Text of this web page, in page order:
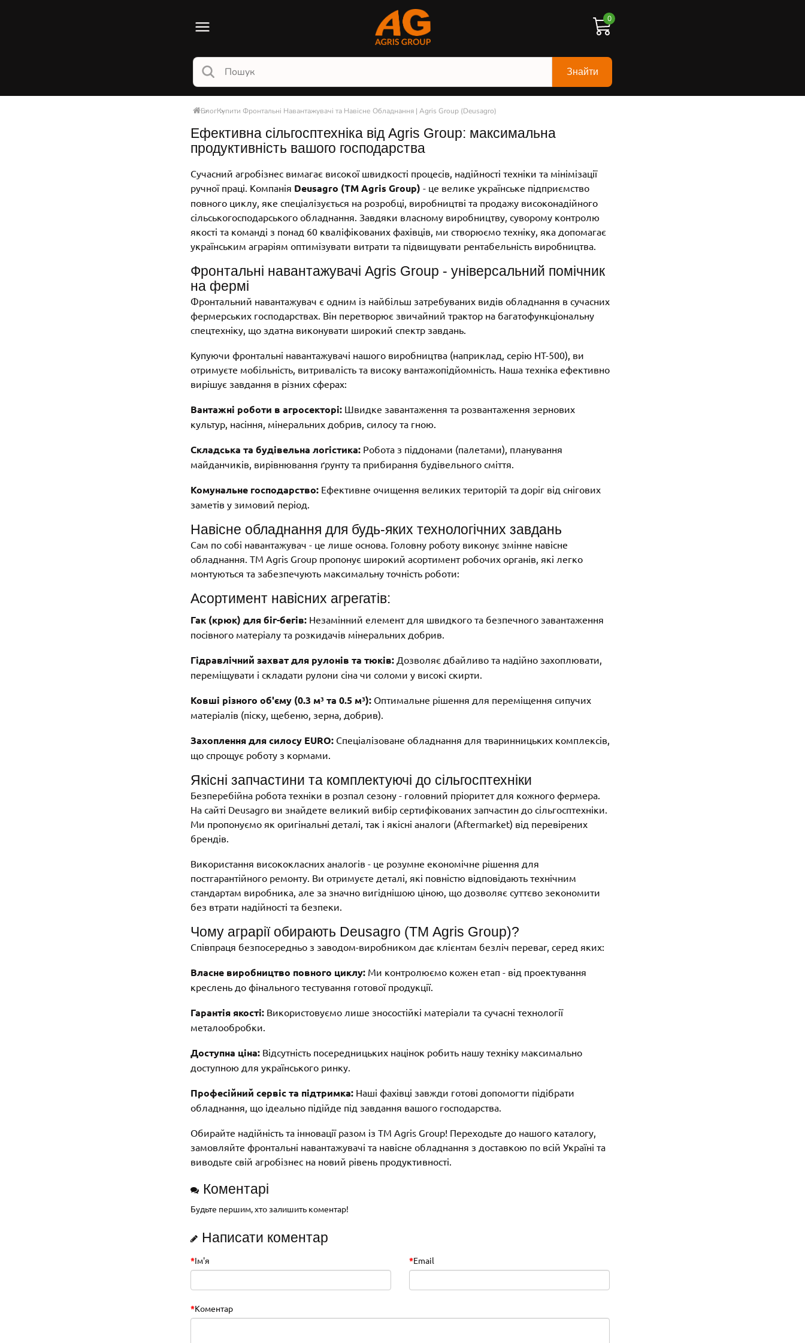
0
Знайти
БлогКупити Фронтальні Навантажувачі та Навісне Обладнання | Agris Group (Deusagro)
Ефективна сільгосптехніка від Agris Group: максимальна
продуктивність вашого господарства
Сучасний агробізнес вимагає високої швидкості процесів, надійності техніки та мінімізації
ручної праці. Компанія Deusagro (ТМ Agris Group) - це велике українське підприємство
повного циклу, яке спеціалізується на розробці, виробництві та продажу високонадійного
сільськогосподарського обладнання. Завдяки власному виробництву, суворому контролю
якості та команді з понад 60 кваліфікованих фахівців, ми створюємо техніку, яка допомагає
українським аграріям оптимізувати витрати та підвищувати рентабельність виробництва.
Фронтальні навантажувачі Agris Group - універсальний помічник
на фермі
Фронтальний навантажувач є одним із найбільш затребуваних видів обладнання в сучасних
фермерських господарствах. Він перетворює звичайний трактор на багатофункціональну
спецтехніку, що здатна виконувати широкий спектр завдань.
Купуючи фронтальні навантажувачі нашого виробництва (наприклад, серію НТ-500), ви
отримуєте мобільність, витривалість та високу вантажопідйомність. Наша техніка ефективно
вирішує завдання в різних сферах:
Вантажні роботи в агросекторі: Швидке завантаження та розвантаження зернових
культур, насіння, мінеральних добрив, силосу та гною.
Складська та будівельна логістика: Робота з піддонами (палетами), планування
майданчиків, вирівнювання ґрунту та прибирання будівельного сміття.
Комунальне господарство: Ефективне очищення великих територій та доріг від снігових
заметів у зимовий період.
Навісне обладнання для будь-яких технологічних завдань
Сам по собі навантажувач - це лише основа. Головну роботу виконує змінне навісне
обладнання. ТМ Agris Group пропонує широкий асортимент робочих органів, які легко
монтуються та забезпечують максимальну точність роботи:
Асортимент навісних агрегатів:
Гак (крюк) для біг-бегів: Незамінний елемент для швидкого та безпечного завантаження
посівного матеріалу та розкидачів мінеральних добрив.
Гідравлічний захват для рулонів та тюків: Дозволяє дбайливо та надійно захоплювати,
переміщувати і складати рулони сіна чи соломи у високі скирти.
Ковші різного об'єму (0.3 м³ та 0.5 м³): Оптимальне рішення для переміщення сипучих
матеріалів (піску, щебеню, зерна, добрив).
Захоплення для силосу EURO: Спеціалізоване обладнання для тваринницьких комплексів,
що спрощує роботу з кормами.
Якісні запчастини та комплектуючі до сільгосптехніки
Безперебійна робота техніки в розпал сезону - головний пріоритет для кожного фермера.
На сайті Deusagro ви знайдете великий вибір сертифікованих запчастин до сільгосптехніки.
Ми пропонуємо як оригінальні деталі, так і якісні аналоги (Aftermarket) від перевірених
брендів.
Використання висококласних аналогів - це розумне економічне рішення для
постгарантійного ремонту. Ви отримуєте деталі, які повністю відповідають технічним
стандартам виробника, але за значно вигіднішою ціною, що дозволяє суттєво зекономити
без втрати надійності та безпеки.
Чому аграрії обирають Deusagro (ТМ Agris Group)?
Співпраця безпосередньо з заводом-виробником дає клієнтам безліч переваг, серед яких:
Власне виробництво повного циклу: Ми контролюємо кожен етап - від проектування
креслень до фінального тестування готової продукції.
Гарантія якості: Використовуємо лише зносостійкі матеріали та сучасні технології
металообробки.
Доступна ціна: Відсутність посередницьких націнок робить нашу техніку максимально
доступною для українського ринку.
Професійний сервіс та підтримка: Наші фахівці завжди готові допомогти підібрати
обладнання, що ідеально підійде під завдання вашого господарства.
Обирайте надійність та інновації разом із ТМ Agris Group! Переходьте до нашого каталогу,
замовляйте фронтальні навантажувачі та навісне обладнання з доставкою по всій Україні та
виводьте свій агробізнес на новий рівень продуктивності.
Коментарі
Будьте першим, хто залишить коментар!
Написати коментар
Ім'я Email
Коментар